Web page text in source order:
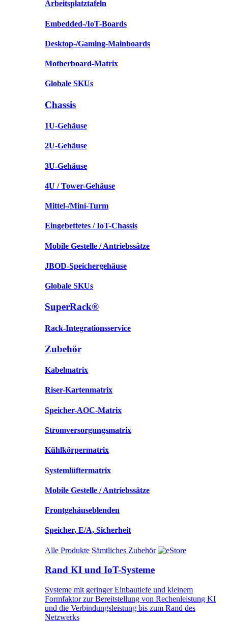
Arbeitsplatztafeln
Embedded-/IoT-Boards
Desktop-/Gaming-Mainboards
Motherboard-Matrix
Globale SKUs
Chassis
1U-Gehäuse
2U-Gehäuse
3U-Gehäuse
4U / Tower-Gehäuse
Mittel-/Mini-Turm
Eingebettetes / IoT-Chassis
Mobile Gestelle / Antriebssätze
JBOD-Speichergehäuse
Globale SKUs
SuperRack®
Rack-Integrationsservice
Zubehör
Kabelmatrix
Riser-Kartenmatrix
Speicher-AOC-Matrix
Stromversorgungsmatrix
Kühlkörpermatrix
Systemlüftermatrix
Mobile Gestelle / Antriebssätze
Frontgehäuseblenden
Speicher, E/A, Sicherheit
Alle Produkte Sämtliches Zubehör
Rand KI und IoT-Systeme
Systeme mit geringer Einbautiefe und kleinem
Formfaktor zur Bereitstellung von Rechenleistung KI
und die Verbindungsleistung bis zum Rand des
Netzwerks